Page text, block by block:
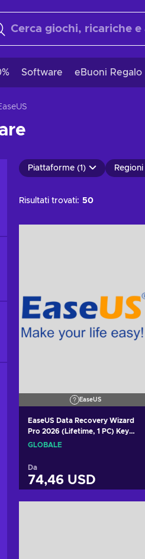
Software eBuoni Regalo
Piattaforme (1)
Risultati trovati: 50
EaseUS
EaseUS Data Recovery Wizard
Pro 2026 (Lifetime, 1 PC) Key
GLOBAL
GLOBALE
Da
74,46 USD